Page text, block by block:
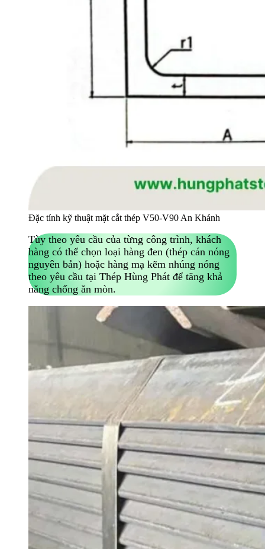
Đặc tính kỹ thuật mặt cắt thép V50-V90 An Khánh
Tùy theo yêu cầu của từng công trình, khách
hàng có thể chọn loại hàng đen (thép cán nóng
nguyên bản) hoặc hàng mạ kẽm nhúng nóng
theo yêu cầu tại Thép Hùng Phát để tăng khả
năng chống ăn mòn.